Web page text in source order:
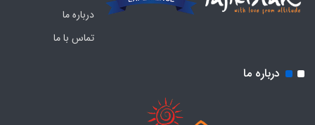
درباره ما
تماس با ما
درباره ما